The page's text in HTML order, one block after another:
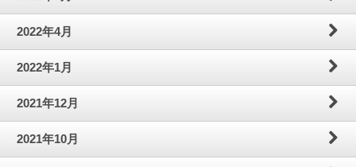
2022年4月
2022年1月
2021年12月
2021年10月